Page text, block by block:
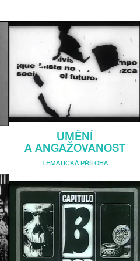
UMĚNÍ
A ANGAŽOVANOST
TEMATICKÁ PŘÍLOHA